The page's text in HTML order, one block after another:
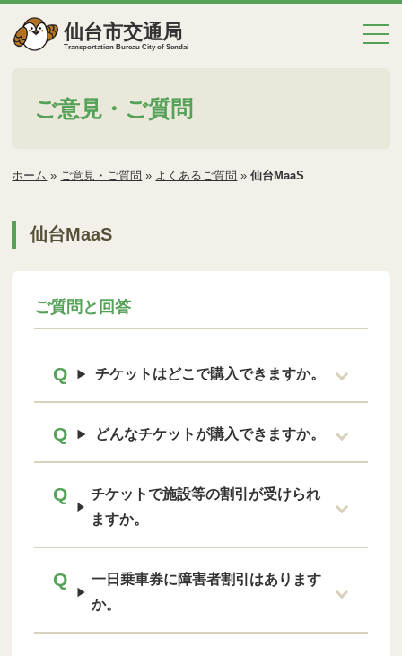
仙台市交通局
Transportation Bureau City of Sendai
ご意見・ご質問
ホーム » ご意見・ご質問 » よくあるご質問 »仙台MaaS
仙台MaaS
ご質問と回答
チケットはどこで購入できますか。
どんなチケットが購入できますか。
チケットで施設等の割引が受けられ
ますか。
一日乗車券に障害者割引はあります
か。